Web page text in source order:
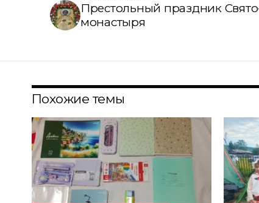
Престольный праздник
монастыря
Похожие темы